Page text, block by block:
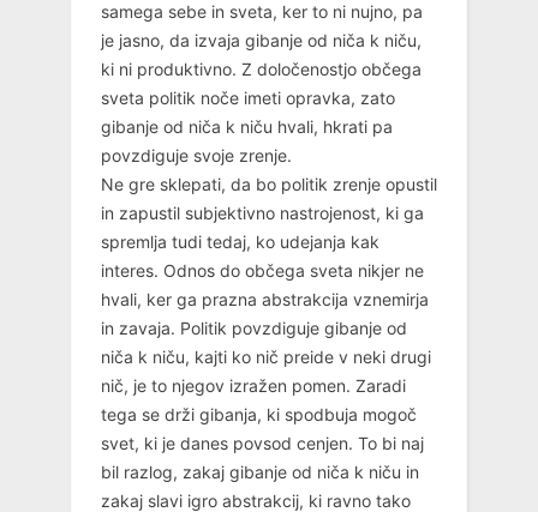
samega sebe in sveta, ker to ni nujno, pa
je jasno, da izvaja gibanje od niča k niču,
ki ni produktivno. Z določenostjo občega
sveta politik noče imeti opravka, zato
gibanje od niča k niču hvali, hkrati pa
povzdiguje svoje zrenje.
Ne gre sklepati, da bo politik zrenje opustil
in zapustil subjektivno nastrojenost, ki ga
spremlja tudi tedaj, ko udejanja kak
interes. Odnos do občega sveta nikjer ne
hvali, ker ga prazna abstrakcija vznemirja
in zavaja. Politik povzdiguje gibanje od
niča k niču, kajti ko nič preide v neki drugi
nič, je to njegov izražen pomen. Zaradi
tega se drži gibanja, ki spodbuja mogoč
svet, ki je danes povsod cenjen. To bi naj
bil razlog, zakaj gibanje od niča k niču in
zakaj slavi igro abstrakcij, ki ravno tako